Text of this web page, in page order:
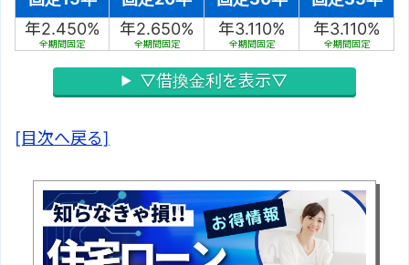
年2.450%
全期間固定
年2.650%
全期間固定
年3.110%
全期間固定
年3.110%
全期間固定
▽借換金利を表示▽
[目次へ戻る]